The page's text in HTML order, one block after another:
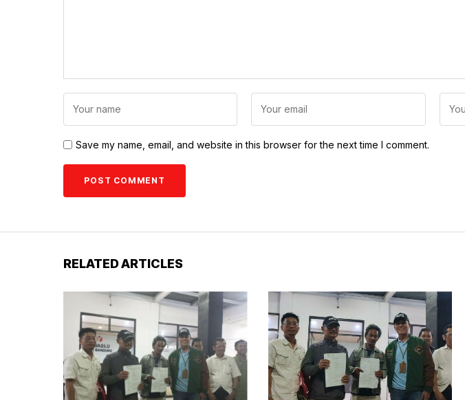
Save my name, email, and website in this browser for the next time I comment.
RELATED ARTICLES